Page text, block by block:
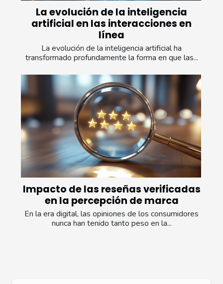
La evolución de la inteligencia
artificial en las interacciones en
línea
La evolución de la inteligencia artificial ha
transformado profundamente la forma en que las...
Impacto de las reseñas verificadas
en la percepción de marca
En la era digital, las opiniones de los consumidores
nunca han tenido tanto peso en la...